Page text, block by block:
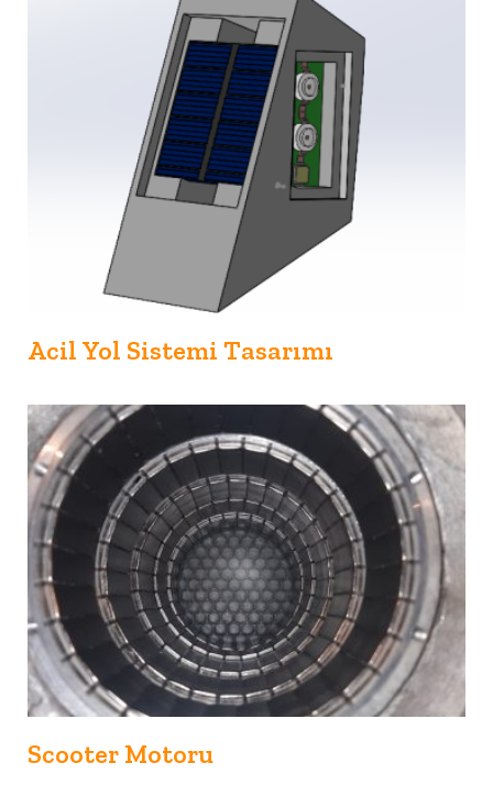
Acil Yol Sistemi Tasarımı
Scooter Motoru